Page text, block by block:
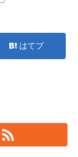
はてブ